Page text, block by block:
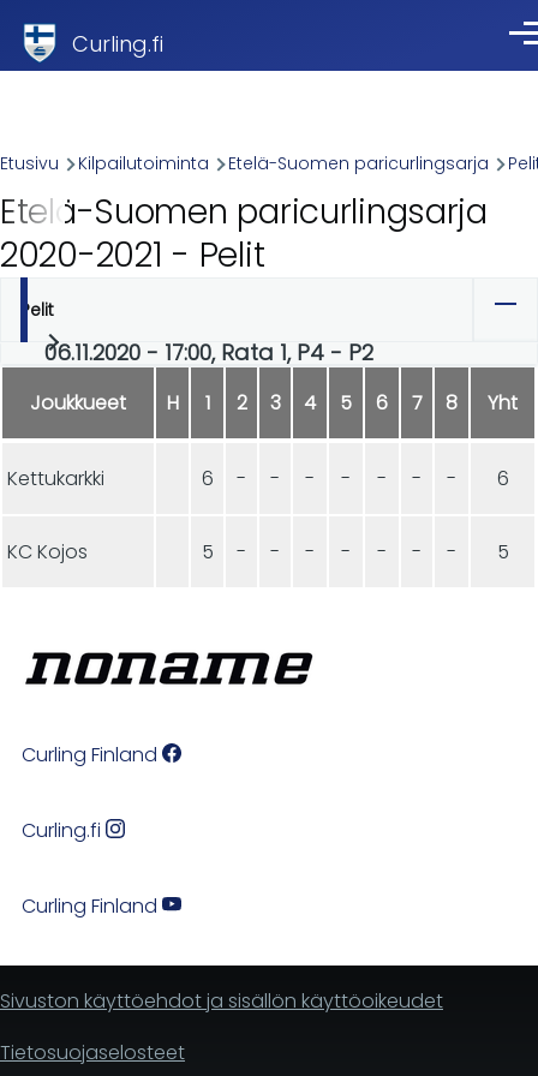
Curling.fi
Breadcrumb
Etusivu Kilpailutoiminta Etelä-Suomen paricurlingsarja
Etelä-Suomen paricurlingsarja
2020-2021 - Pelit
Ensisijaiset
välilehdet
Pelit
06.11.2020 - 17:00, Rata 1, P4 - P2
Joukkueet H 1 2 3 4 5 6 7 8 Yht
Kettukarkki 6 - - - - - - - 6
KC Kojos 5 - - - - - - - 5
Curling Finland
Curling.fi
Curling Finland
Sivuston käyttöehdot ja sisällön käyttöoikeudet
Tietosuojaselosteet